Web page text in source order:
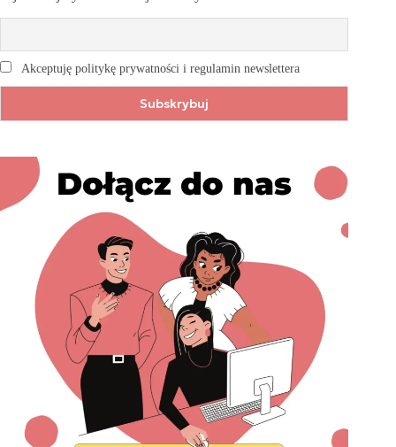
Akceptuję politykę prywatności i regulamin newslettera